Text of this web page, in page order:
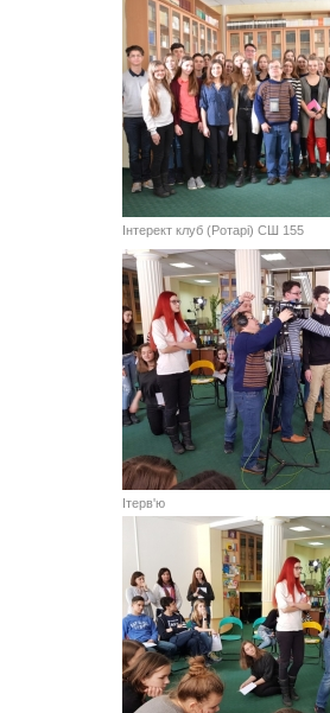
Інтерект клуб (Ротарі) СШ 155
Ітерв'ю